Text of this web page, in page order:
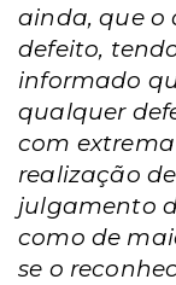
ainda, que o
defeito,
informado
qualquer
com
realização
julgamento
como de
se o